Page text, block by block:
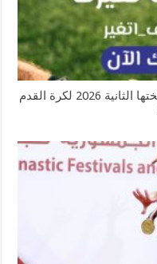
إطلاق بطولة جسور الرمضانية في نسختها الثانية 2026 لكرة القدم